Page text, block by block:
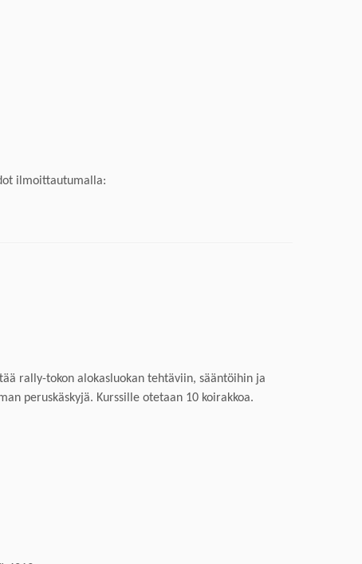
ilmoittautumalla:
rally-tokon alokasluokan tehtäviin, sääntöihin ja
peruskäskyjä. Kurssille otetaan 10 koirakkoa.